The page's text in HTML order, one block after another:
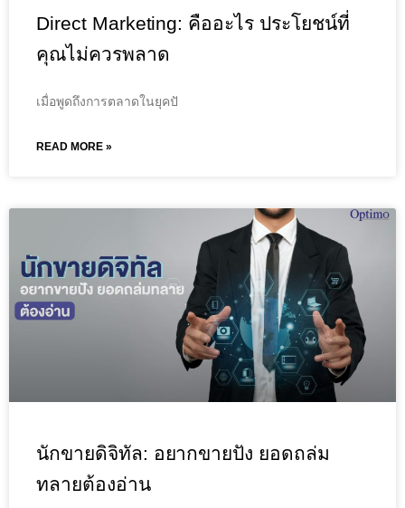
Direct Marketing: คืออะไร ประโยชน์ที่
คุณไม่ควรพลาด
เมื่อพูดถึงการตลาดในยุคปั
READ MORE »
นักขายดิจิทัล: อยากขายปัง ยอดถล่ม
ทลายต้องอ่าน